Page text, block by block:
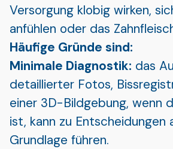
Versorgung klobig wirken,
anfühlen oder das
Häufige Gründe sind:
Minimale Diagnostik: das
detaillierter Fotos,
einer 3D-Bildgebung, wenn
ist, kann zu Entscheidungen
Grundlage führen.